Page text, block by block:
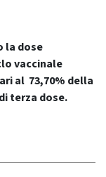
la dose
vaccinale
al 73,70% della
terza dose.